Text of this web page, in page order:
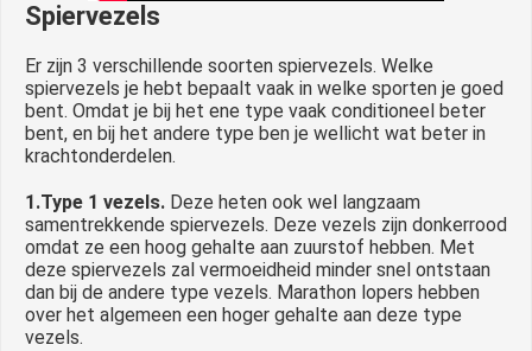
Spiervezels
Er zijn 3 verschillende soorten spiervezels. Welke
spiervezels je hebt bepaalt vaak in welke sporten je goed
bent. Omdat je bij het ene type vaak conditioneel beter
bent, en bij het andere type ben je wellicht wat beter in
krachtonderdelen.
1.Type 1 vezels. Deze heten ook wel langzaam
samentrekkende spiervezels. Deze vezels zijn donkerrood
omdat ze een hoog gehalte aan zuurstof hebben. Met
deze spiervezels zal vermoeidheid minder snel ontstaan
dan bij de andere type vezels. Marathon lopers hebben
over het algemeen een hoger gehalte aan deze type
vezels.